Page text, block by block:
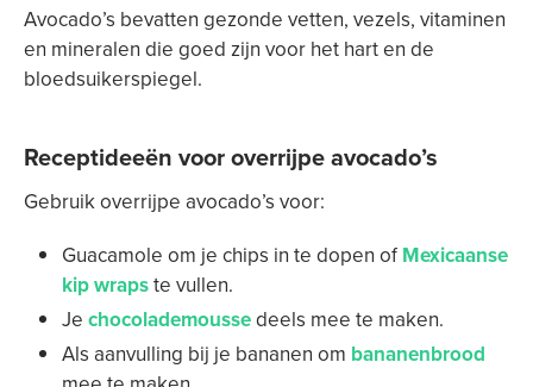
Avocado’s bevatten gezonde vetten, vezels, vitaminen
en mineralen die goed zijn voor het hart en de
bloedsuikerspiegel.
Receptideeën voor overrijpe avocado’s
Gebruik overrijpe avocado’s voor:
Guacamole om je chips in te dopen of Mexicaanse
kip wrapste vullen.
Je chocolademoussedeels mee te maken.
Als aanvulling bij je bananen om bananenbrood